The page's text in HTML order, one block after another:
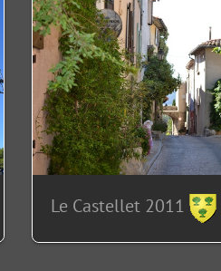
Le Castellet 2011